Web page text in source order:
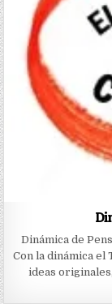
Dinámica de
Con la dinámica
ideas